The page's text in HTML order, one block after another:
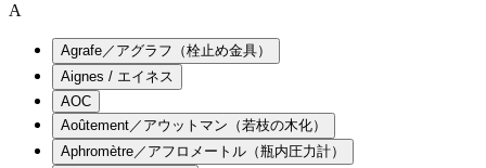
A
Agrafe／アグラフ（栓止め金具）
Aignes / エイネス
AOC
Aoûtement／アウットマン（若枝の木化）
Aphromètre／アフロメートル（瓶内圧力計）